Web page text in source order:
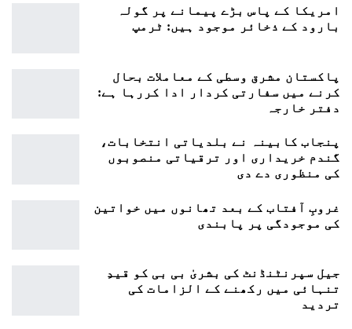
امریکا کے پاس بڑے پیمانے پر گولہ
بارود کے ذخائر موجود ہیں: ٹرمپ
پاکستان مشرق وسطی کے معاملات بحال
کرنے میں سفارتی کردار ادا کررہا ہے:
دفتر خارجہ
پنجاب کابینہ نے بلدیاتی انتخابات،
گندم خریداری اور ترقیاتی منصوبوں
کی منظوری دے دی
غروبِ آفتاب کے بعد تھانوں میں خواتین
کی موجودگی پر پابندی
جیل سپرنٹنڈنٹ کی بشریٰ بی بی کو قیدِ
تنہائی میں رکھنے کے الزامات کی
تردید